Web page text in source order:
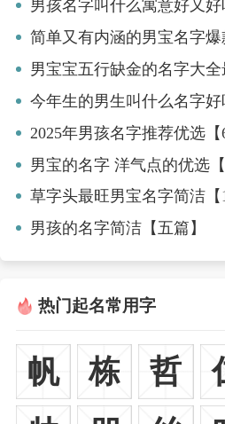
男孩名字叫什么寓意好又好听最
简单又有内涵的男宝名字爆
男宝宝五行缺金的名字大全最
今年生的男生叫什么名字好听点
2025年男孩名字推荐优选【
男宝的名字 洋气点的优选【
草字头最旺男宝名字简洁【
男孩的名字简洁【五篇】
热门起名常用字
帆 栋 哲